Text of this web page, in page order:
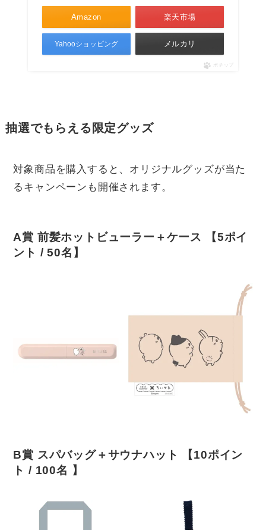
Amazon 楽天市場
Yahooショッピング メルカリ
ポチップ
抽選でもらえる限定グッズ
対象商品を購入すると、オリジナルグッズが当た
るキャンペーンも開催されます。
A賞 前髪ホットビューラー＋ケース 【5ポイ
ント / 50名】
B賞 スパバッグ＋サウナハット 【10ポイン
ト / 100名 】